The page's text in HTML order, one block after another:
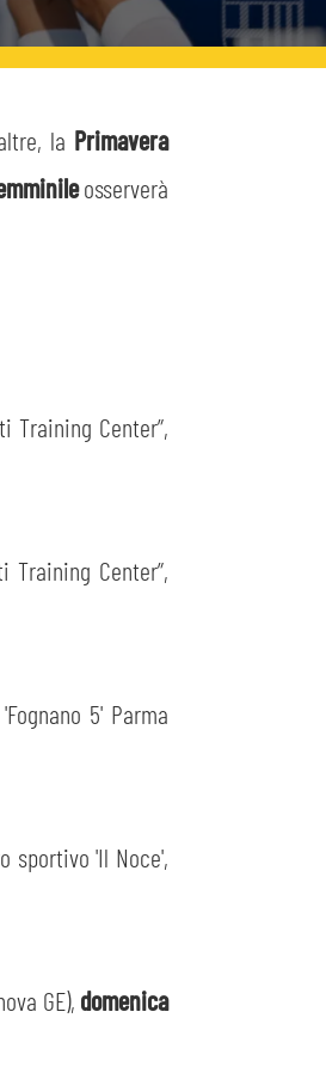
la Primavera
osserverà
Training Center”,
Training Center”,
5' Parma
sportivo 'Il Noce',
GE), domenica